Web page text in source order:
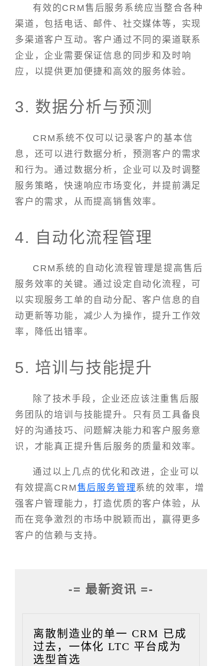
有效的CRM售后服务系统应当整合各种
渠道，包括电话、邮件、社交媒体等，实现
多渠道客户互动。客户通过不同的渠道联系
企业，企业需要保证信息的同步和及时响
应，以提供更加便捷和高效的服务体验。
3. 数据分析与预测
CRM系统不仅可以记录客户的基本信
息，还可以进行数据分析，预测客户的需求
和行为。通过数据分析，企业可以及时调整
服务策略，快速响应市场变化，并提前满足
客户的需求，从而提高销售效率。
4. 自动化流程管理
CRM系统的自动化流程管理是提高售后
服务效率的关键。通过设定自动化流程，可
以实现服务工单的自动分配、客户信息的自
动更新等功能，减少人为操作，提升工作效
率，降低出错率。
5. 培训与技能提升
除了技术手段，企业还应该注重售后服
务团队的培训与技能提升。只有员工具备良
好的沟通技巧、问题解决能力和客户服务意
识，才能真正提升售后服务的质量和效率。
通过以上几点的优化和改进，企业可以
有效提高CRM售后服务管理系统的效率，增
强客户管理能力，打造优质的客户体验，从
而在竞争激烈的市场中脱颖而出，赢得更多
客户的信赖与支持。
-= 最新资讯 =-
离散制造业的单一 CRM 已成
过去，一体化 LTC 平台成为
选型首选